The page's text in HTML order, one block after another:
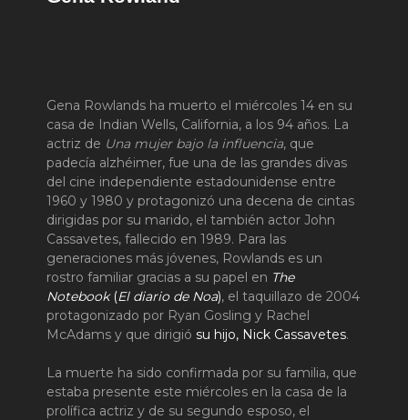
Gena Rowlands ha muerto el miércoles 14 en su
casa de Indian Wells, California, a los 94 años. La
actriz de Una mujer bajo la influencia, que
padecía alzhéimer, fue una de las grandes divas
del cine independiente estadounidense entre
1960 y 1980 y protagonizó una decena de cintas
dirigidas por su marido, el también actor John
Cassavetes, fallecido en 1989. Para las
generaciones más jóvenes, Rowlands es un
rostro familiar gracias a su papel en The
Notebook(El diario de Noa), el taquillazo de 2004
protagonizado por Ryan Gosling y Rachel
McAdams y que dirigió su hijo, Nick Cassavetes.
La muerte ha sido confirmada por su familia, que
estaba presente este miércoles en la casa de la
prolífica actriz y de su segundo esposo, el